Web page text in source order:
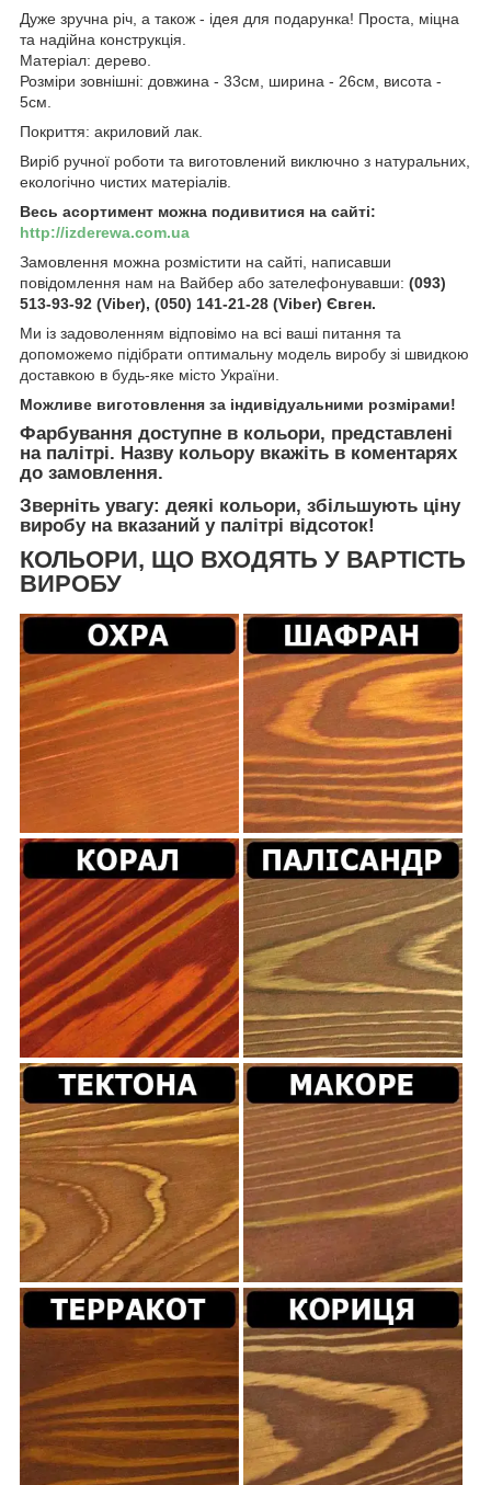
Дуже зручна річ, а також - ідея для подарунка! Проста, міцна
та надійна конструкція.
Матеріал: дерево.
Розміри зовнішні: довжина - 33см, ширина - 26см, висота -
5см.
Покриття: акриловий лак.
Виріб ручної роботи та виготовлений виключно з натуральних,
екологічно чистих матеріалів.
Весь асортимент можна подивитися на сайті:
http://izderewa.com.ua
Замовлення можна розмістити на сайті, написавши
повідомлення нам на Вайбер або зателефонувавши: (093)
513-93-92 (Viber), (050) 141-21-28 (Viber) Євген.
Ми із задоволенням відповімо на всі ваші питання та
допоможемо підібрати оптимальну модель виробу зі швидкою
доставкою в будь-яке місто України.
Можливе виготовлення за індивідуальними розмірами!
Фарбування доступне в кольори, представлені
на палітрі. Назву кольору вкажіть в коментарях
до замовлення.
Зверніть увагу: деякі кольори, збільшують ціну
виробу на вказаний у палітрі відсоток!
КОЛЬОРИ, ЩО ВХОДЯТЬ У ВАРТІСТЬ
ВИРОБУ